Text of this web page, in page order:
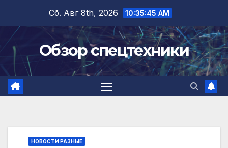
содержимому
Сб. Авг 8th, 2026 10:35:45 AM
Обзор спецтехники
НОВОСТИ РАЗНЫЕ